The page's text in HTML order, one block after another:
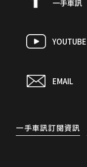
一手車訊
YOUTUBE
EMAIL
一手車訊訂閱資訊